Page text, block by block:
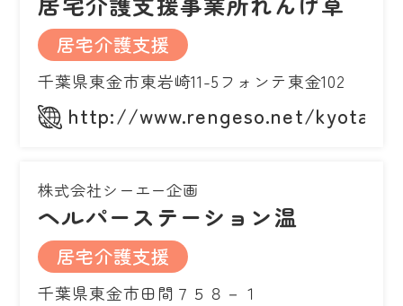
居宅介護支援
千葉県東金市東岩崎11-5フォンテ東金102
http://www.rengeso.net/
株式会社シーエー企画
ヘルパーステーション温
居宅介護支援
千葉県東金市田間７５８－１